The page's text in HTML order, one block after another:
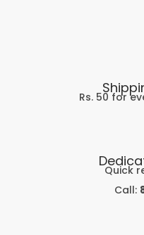
Rs. 50 for
Quick
Call: